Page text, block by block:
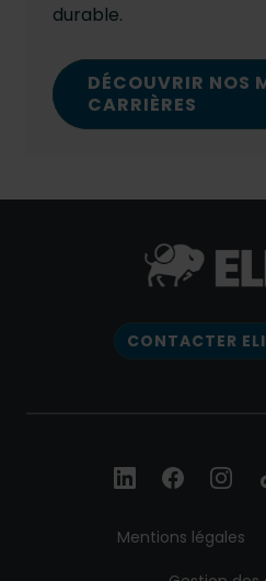
durable.
DÉCOUVRIR NOS
CARRIÈRES
CONTACTER
Mentions légales